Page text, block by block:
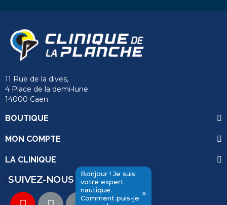
Bonjour ! Je suis
votre expert
nautique.
Comment puis-je ×
11 Rue de la dives,
4 Place de la demi-lune
14000 Caen
BOUTIQUE
MON COMPTE
LA CLINIQUE
SUIVEZ-NOUS